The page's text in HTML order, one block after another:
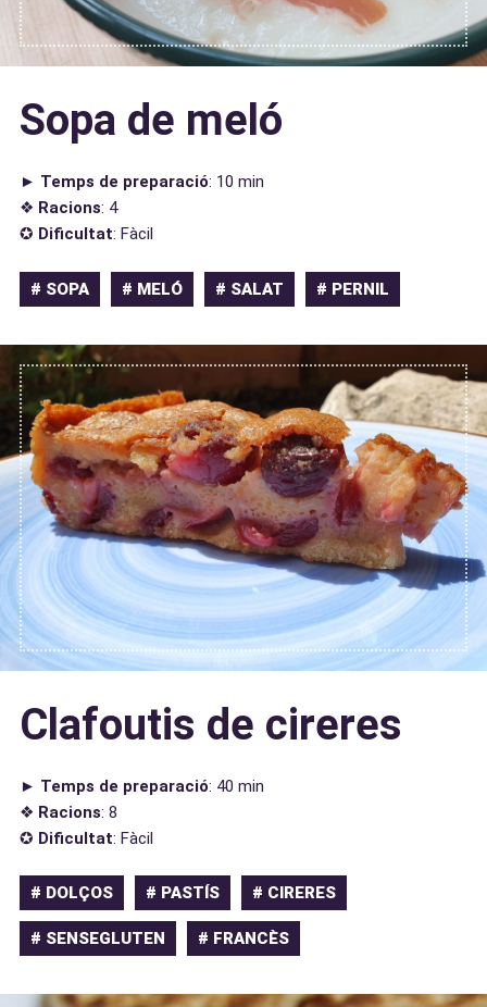
Sopa de meló
► Temps de preparació: 10 min
❖ Racions: 4
✪ Dificultat: Fàcil
# SOPA # MELÓ # SALAT # PERNIL
Clafoutis de cireres
► Temps de preparació: 40 min
❖ Racions: 8
✪ Dificultat: Fàcil
# DOLÇOS # PASTÍS # CIRERES
# SENSEGLUTEN # FRANCÈS